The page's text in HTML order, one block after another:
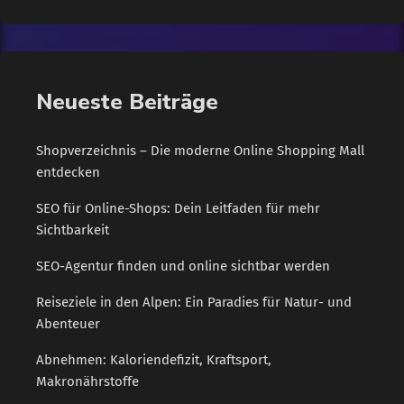
Neueste Beiträge
Shopverzeichnis – Die moderne Online Shopping Mall
entdecken
SEO für Online-Shops: Dein Leitfaden für mehr
Sichtbarkeit
SEO-Agentur finden und online sichtbar werden
Reiseziele in den Alpen: Ein Paradies für Natur- und
Abenteuer
Abnehmen: Kaloriendefizit, Kraftsport,
Makronährstoffe